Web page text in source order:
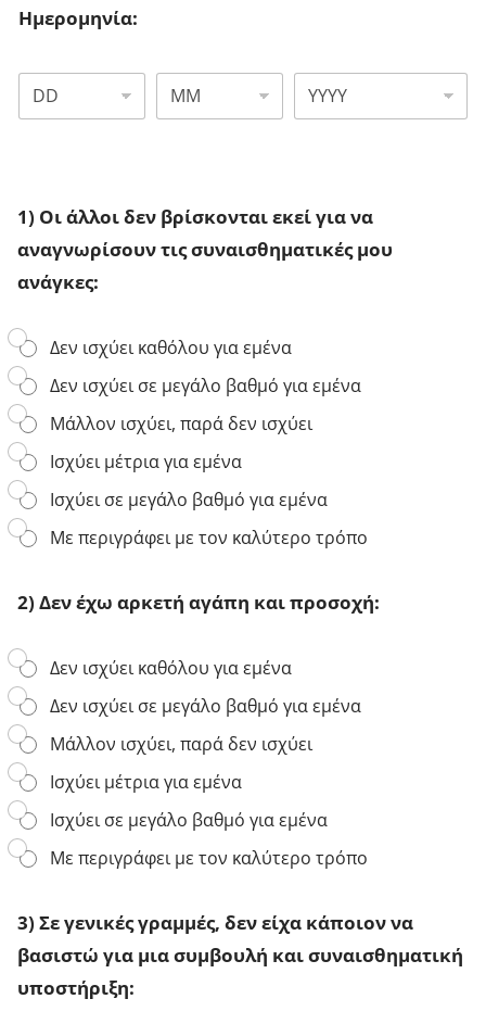
ξ
ω
δ
ι
ό
)
:
*
θ
υ
ο
θ
ε
τ
ή
*
Ημερομηνία:
Η
ε
η
ν
ί
:
1) Οι άλλοι δεν βρίσκονται εκεί για να
αναγνωρίσουν τις συναισθηματικές μου
ανάγκες:
1
)
Ο
ι
ά
λ
λ
ο
ι
δ
ε
β
ρ
σ
κ
ο
ν
τ
α
ι
ε
κ
ε
ί
α
ν
α
α
Δεν ισχύει καθόλου για εμένα
Δεν ισχύει σε μεγάλο βαθμό για εμένα
Μάλλον ισχύει, παρά δεν ισχύει
Ισχύει μέτρια για εμένα
Ισχύει σε μεγάλο βαθμό για εμένα
Με περιγράφει με τον καλύτερο τρόπο
2) Δεν έχω αρκετή αγάπη και προσοχή:
2
)
Δ
ε
ν
έ
χ
ω
α
ρ
κ
τ
ή
α
ά
Δεν ισχύει καθόλου για εμένα
Δεν ισχύει σε μεγάλο βαθμό για εμένα
Μάλλον ισχύει, παρά δεν ισχύει
Ισχύει μέτρια για εμένα
Ισχύει σε μεγάλο βαθμό για εμένα
Με περιγράφει με τον καλύτερο τρόπο
3) Σε γενικές γραμμές, δεν είχα κάποιον να
βασιστώ για μια συμβουλή και συναισθηματική
υποστήριξη: